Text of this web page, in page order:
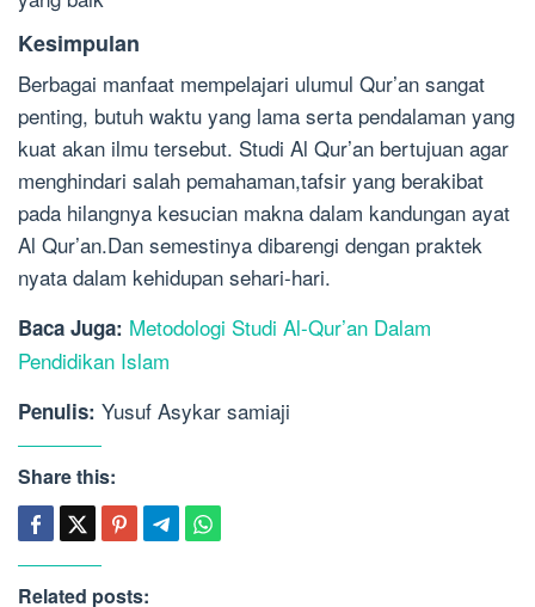
Kesimpulan
Berbagai manfaat mempelajari ulumul Qur’an sangat
penting, butuh waktu yang lama serta pendalaman yang
kuat akan ilmu tersebut. Studi Al Qur’an bertujuan agar
menghindari salah pemahaman,tafsir yang berakibat
pada hilangnya kesucian makna dalam kandungan ayat
Al Qur’an.Dan semestinya dibarengi dengan praktek
nyata dalam kehidupan sehari-hari.
Baca Juga: Metodologi Studi Al-Qur’an Dalam
Pendidikan Islam
Penulis: Yusuf Asykar samiaji
Share this:
Related posts: